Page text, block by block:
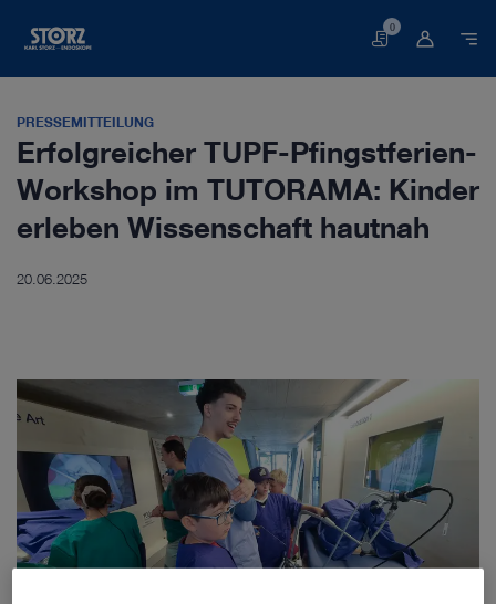
Warenkorb
0
PRESSEMITTEILUNG
Erfolgreicher TUPF-Pfingstferien-
Workshop im TUTORAMA: Kinder
erleben Wissenschaft hautnah
20.06.2025